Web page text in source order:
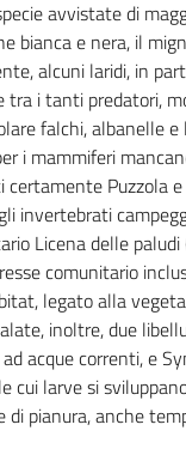
avvistate di
bianca e nera, il
alcuni laridi, in
tra i tanti predatori,
falchi, albanelle e
i mammiferi
Puzzola e
invertebrati
Licena delle paludi
comunitario
legato alla
inoltre, due
acque correnti, e
cui larve si
di pianura, anche